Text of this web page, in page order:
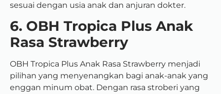
sesuai dengan usia anak dan anjuran dokter.
6. OBH Tropica Plus Anak
Rasa Strawberry
OBH Tropica Plus Anak Rasa Strawberry menjadi
pilihan yang menyenangkan bagi anak-anak yang
enggan minum obat. Dengan rasa stroberi yang